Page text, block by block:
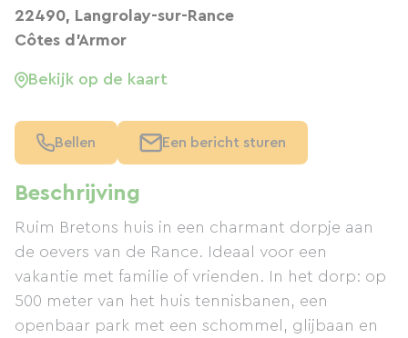
Beschrijving
Ruim Bretons huis in een charmant dorpje aan
de oevers van de Rance. Ideaal voor een
vakantie met familie of vrienden. In het dorp: op
500 meter van het huis tennisbanen, een
openbaar park met een schommel, glijbaan en
22490, Langrolay-sur-Rance
Côtes d'Armor
Bekijk op de kaart
Bellen Een bericht sturen